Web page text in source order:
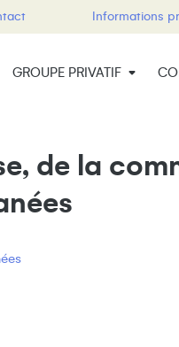
Informations
GROUPE PRIVATIF
de la